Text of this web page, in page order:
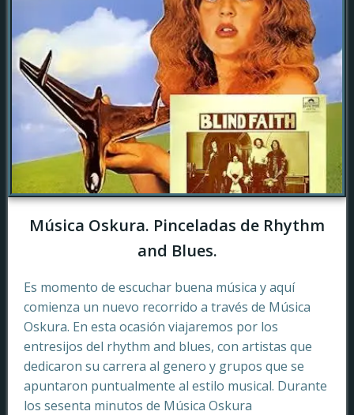
Música Oskura. Pinceladas de Rhythm
and Blues.
Es momento de escuchar buena música y aquí
comienza un nuevo recorrido a través de Música
Oskura. En esta ocasión viajaremos por los
entresijos del rhythm and blues, con artistas que
dedicaron su carrera al genero y grupos que se
apuntaron puntualmente al estilo musical. Durante
los sesenta minutos de Música Oskura